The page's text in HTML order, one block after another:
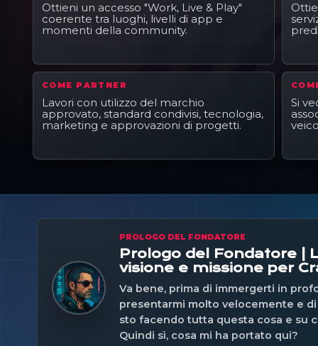
Ottieni un accesso "Work, Live & Play"
coerente tra luoghi, livelli di app e
momenti della community.
COME PARTNER
Lavori con utilizzo del marchio
approvato, standard condivisi, tecnologia,
marketing e approvazioni di progetti.
Si
PROLOGO DEL FONDATORE
Prologo del Fondatore |
visione e missione per
Va bene, prima di immergerti in
presentarmi molto velocemente e
sto facendo tutta questa cosa e su
Quindi sì, cosa mi ha portato qui?